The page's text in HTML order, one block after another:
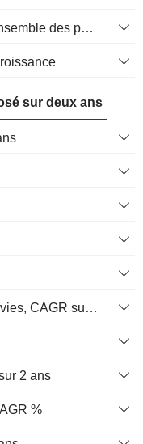
Flux de trésorerie libre pour l’ensemble des pourvoyeurs de fonds (créanciers et actionnaires) FCFF, Croissance 1 an
sur deux ans
Bénéfices des activités poursuivies, CAGR sur 2 ans
2 ans
%